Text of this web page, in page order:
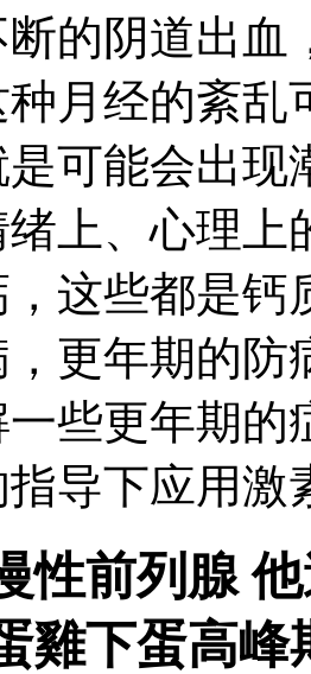
的阴道出血
月经的紊乱
可能会出
上、心理上
这些都是钙
更年期的防
些更年期
导下应用激
性前列腺
雞下蛋高